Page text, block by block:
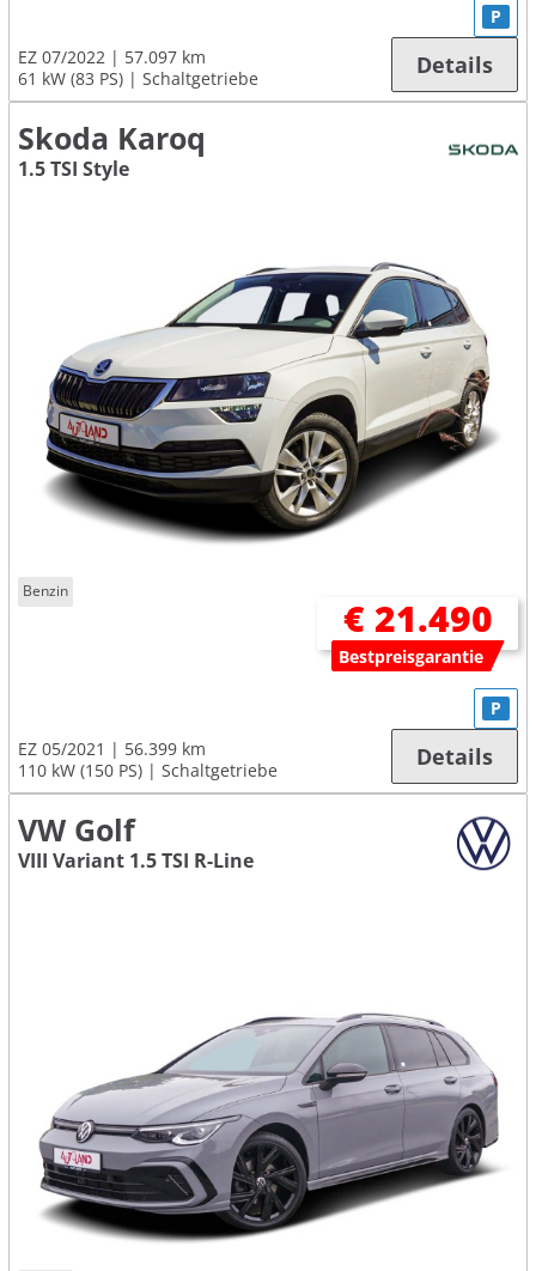
EZ 07/2022
57.097 km
61 kW (83 PS)
Schaltgetriebe
P
Details
Skoda Karoq
1.5 TSI Style
Benzin
€ 21.490
Bestpreisgarantie
EZ 05/2021
56.399 km
110 kW (150 PS)
Schaltgetriebe
P
Details
VW Golf
VIII Variant 1.5 TSI R-Line